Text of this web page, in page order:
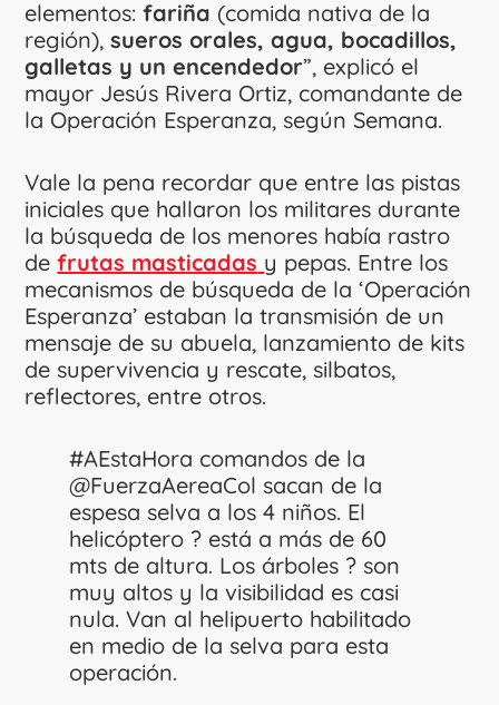
elementos:fariña (comida nativa de la
región),sueros orales, agua, bocadillos,
galletas y un encendedor”, explicó el
mayor Jesús Rivera Ortiz, comandante de
la Operación Esperanza, según Semana.
Vale la pena recordar que entre las pistas
iniciales que hallaron los militares durante
la búsqueda de los menores había rastro
defrutas masticadas y pepas. Entre los
mecanismos de búsqueda de la ‘Operación
Esperanza’ estaban la transmisión de un
mensaje de su abuela, lanzamiento de kits
de supervivencia y rescate, silbatos,
reflectores, entre otros.
#AEstaHora comandos de la
@FuerzaAereaCol sacan de la
espesa selva a los 4 niños. El
helicóptero ? está a más de 60
mts de altura. Los árboles ? son
muy altos y la visibilidad es casi
nula. Van al helipuerto habilitado
en medio de la selva para esta
operación.